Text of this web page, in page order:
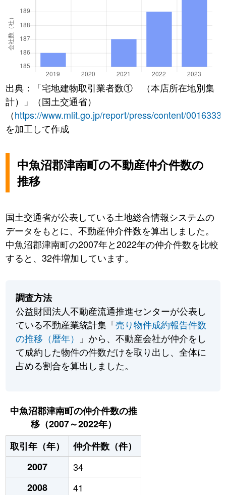
出典：「宅地建物取引業者数① （本店所在地別集
計）」（国土交通省）
（https://www.mlit.go.jp/report/press/content/
を加工して作成
中魚沼郡津南町の不動産仲介件数の
推移
国土交通省が公表している土地総合情報システムの
データをもとに、不動産仲介件数を算出しました。
中魚沼郡津南町の2007年と2022年の仲介件数を比較
すると、32件増加しています。
調査方法
公益財団法人不動産流通推進センターが公表し
ている不動産業統計集「売り物件成約報告件数
の推移（暦年）
」から、不動産会社が仲介をし
て成約した物件の件数だけを取り出し、全体に
占める割合を算出しました。
中魚沼郡津南町の仲介件数の推
移（2007～2022年）
取引年（年）
仲介件数（件）
2007
34
2008
41